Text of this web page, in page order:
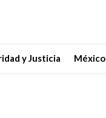
y Justicia México